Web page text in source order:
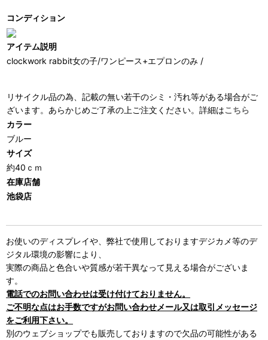
コンディション
アイテム説明
clockwork rabbit女の子/ワンピース+エプロンのみ /
リサイクル品の為、記載の無い若干のシミ・汚れ等がある場合がご
ざいます。あらかじめご了承の上ご注文ください。詳細はこちら
カラー
ブルー
サイズ
約40ｃｍ
在庫店舗
池袋店
お使いのディスプレイや、弊社で使用しておりますデジカメ等のデ
ジタル環境の影響により、
実際の商品と色合いや質感が若干異なって見える場合がございま
す。
電話でのお問い合わせは受け付けておりません。
ご不明な点はお手数ですがお問い合わせメール又は取引メッセージ
をご利用下さい。
別のウェブショップでも販売しておりますので欠品の可能性がある